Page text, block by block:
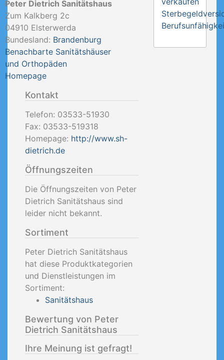
Peter Dietrich Sanitätshaus
Zum Kalkberg 2c
04910 Elsterwerda
Bundesland: Brandenburg
Benachbarte Sanitätshäuser
und Orthopäden
Homepage
Kontakt
Telefon: 03533-51930
Fax: 03533-519318
Homepage: http://www.sh-
dietrich.de
Öffnungszeiten
Die Öffnungszeiten von Peter
Dietrich Sanitätshaus sind
leider nicht bekannt.
Sortiment
Peter Dietrich Sanitätshaus
hat diese Produktkategorien
und Dienstleistungen im
Sortiment:
Sanitätshaus
Bewertung von Peter
Dietrich Sanitätshaus
Ihre Meinung ist gefragt!